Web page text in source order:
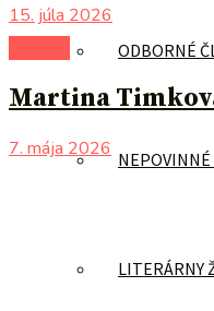
ODBORNÉ
LITERÁRNY
15. júla 2026
Martina
7. mája 2026